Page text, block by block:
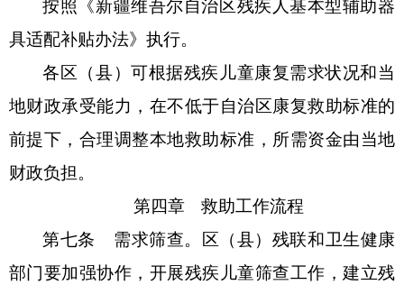
按照《新疆维吾尔自治区残疾人基本型辅助器
具适配补贴办法》执行。
各区（县）可根据残疾儿童康复需求状况和当
地财政承受能力，在不低于自治区康复救助标准的
前提下，合理调整本地救助标准，所需资金由当地
财政负担。
第四章
救助工作流程
第七条
需求筛查。 区 （县）残联和卫生健康
部门要加强协作，开展残疾儿童筛查工作，建立残